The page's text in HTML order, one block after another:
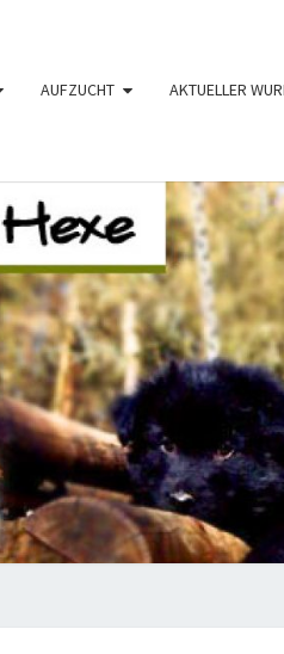
AUFZUCHT AKTUELLER
Langhaar
Schäferhunde
Von Den
Schüpfer
Hexen